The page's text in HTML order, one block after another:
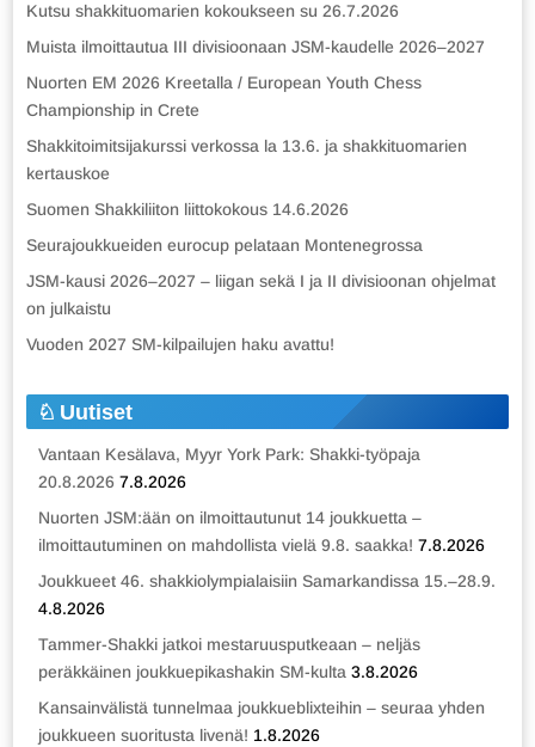
Kutsu shakkituomarien kokoukseen su 26.7.2026
Muista ilmoittautua III divisioonaan JSM-kaudelle 2026–2027
Nuorten EM 2026 Kreetalla / European Youth Chess
Championship in Crete
Shakkitoimitsijakurssi verkossa la 13.6. ja shakkituomarien
kertauskoe
Suomen Shakkiliiton liittokokous 14.6.2026
Seurajoukkueiden eurocup pelataan Montenegrossa
JSM-kausi 2026–2027 – liigan sekä I ja II divisioonan ohjelmat
on julkaistu
Vuoden 2027 SM-kilpailujen haku avattu!
Uutiset
Vantaan Kesälava, Myyr York Park: Shakki-työpaja
20.8.2026 7.8.2026
Nuorten JSM:ään on ilmoittautunut 14 joukkuetta –
ilmoittautuminen on mahdollista vielä 9.8. saakka! 7.8.2026
Joukkueet 46. shakkiolympialaisiin Samarkandissa 15.–28.9.
4.8.2026
Tammer-Shakki jatkoi mestaruusputkeaan – neljäs
peräkkäinen joukkuepikashakin SM-kulta 3.8.2026
Kansainvälistä tunnelmaa joukkueblixteihin – seuraa yhden
joukkueen suoritusta livenä! 1.8.2026